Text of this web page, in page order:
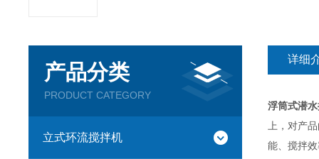
产品分类
PRODUCT CATEGORY
立式环流搅拌机
详细
浮筒式潜
上，对产
能、搅拌